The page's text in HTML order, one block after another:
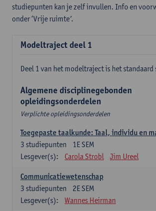
studiepunten kan je zelf invullen. Info en
onder ‘Vrije ruimte’.
Modeltraject deel 1
Deel 1 van het modeltraject is het
Algemene disciplinegebonden
opleidingsonderdelen
Verplichte opleidingsonderdelen
Toegepaste taalkunde: Taal, individu en
1E SEM
3 studiepunten
Lesgever(s):
Carola Strobl Jim Ureel
Communicatiewetenschap
2E SEM
3 studiepunten
Lesgever(s):
Wannes Heirman